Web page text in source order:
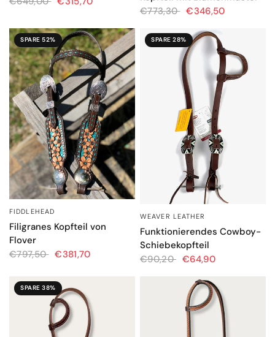
€773,30 €346,50
SPARE 52%
SCHNELLANSICHT
FIDDLEHEAD
Filigranes Kopfteil von
Flover
€797,50 €381,70
SPARE 28%
SCHNELLANSICHT
WEAVER LEATHER
Funktionierendes Cowboy-
Schiebekopfteil
€90,20 €64,90
SPARE 38%